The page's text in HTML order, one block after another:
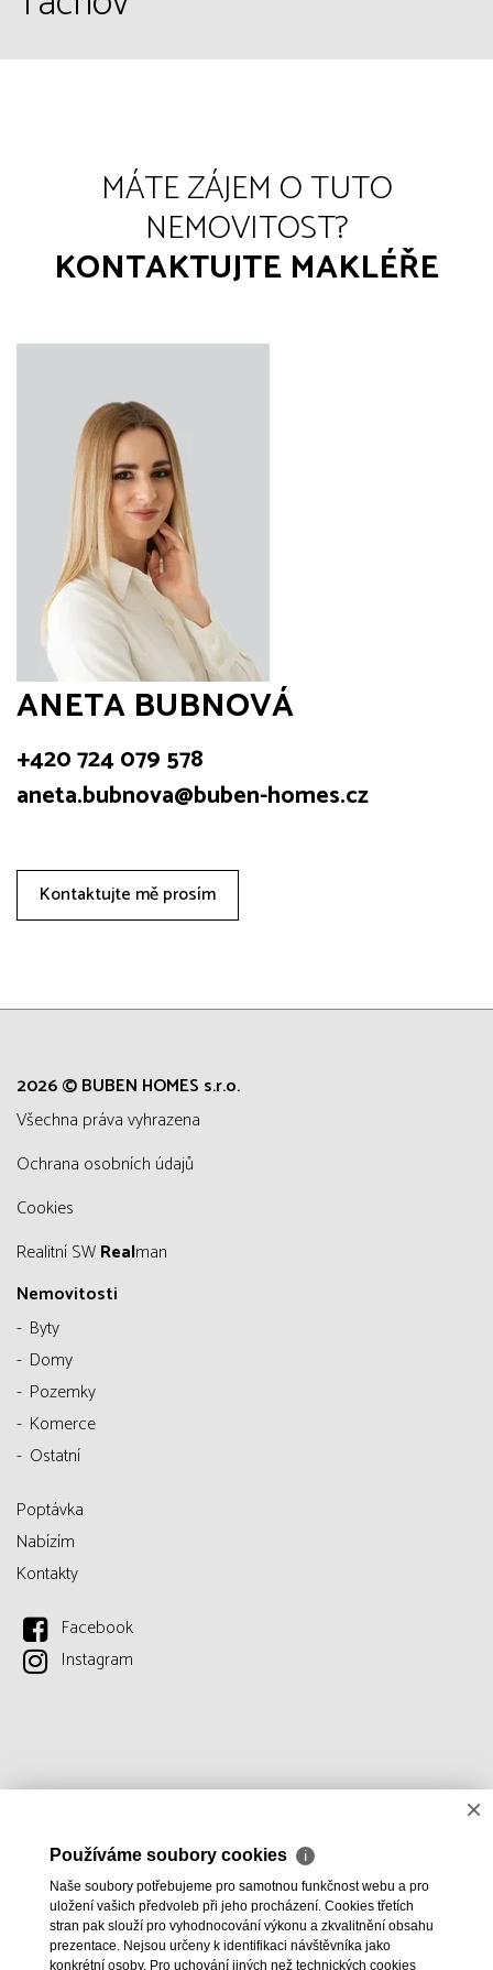
MÁTE ZÁJEM O TUTO
NEMOVITOST?
KONTAKTUJTE MAKLÉŘE
ANETA BUBNOVÁ
+420 724 079 578
aneta.bubnova@buben-homes.cz
Kontaktujte mě prosím
2026 © BUBEN HOMES s.r.o.
všechna práva vyhrazena
Ochrana osobních údajů
Cookies
Realitní SWRealman
Nemovitosti
Byty
Domy
Pozemky
Komerce
Ostatní
Poptávka
Nabízím
Kontakty
Facebook
Instagram
×
Používáme soubory cookies ℹ
Naše soubory potřebujeme pro samotnou funkčnost webu a pro
uložení vašich předvoleb při jeho procházení. Cookies třetích
stran pak slouží pro vyhodnocování výkonu a zkvalitnění obsahu
prezentace. Nejsou určeny k identifikaci návštěvníka jako
konkrétní osoby. Pro uchování jiných než technických cookies